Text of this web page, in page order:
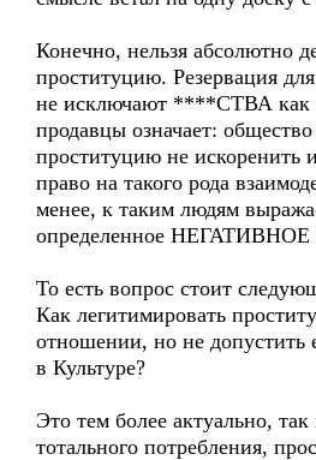
Конечно, нельзя абсолютно
проституцию. Резервация
не исключают ****СТВА как
продавцы означает:
проституцию не искоренить
право на такого рода
менее, к таким людям
определенное НЕГАТИВНОЕ
То есть вопрос стоит
Как легитимировать
отношении, но не допустить
в Культуре?
Это тем более актуально,
тотального потребления,